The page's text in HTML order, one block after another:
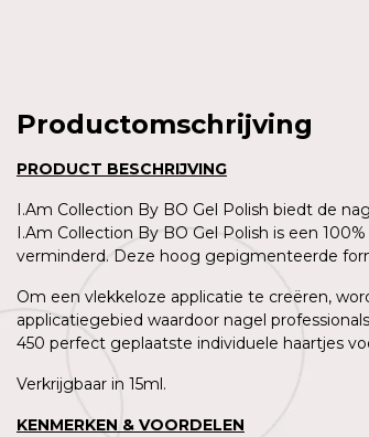
Productomschrijving
PRODUCT BESCHRIJVING
I.Am Collection By BO Gel Polish biedt de
I.Am Collection By BO Gel Polish is een
verminderd. Deze hoog gepigmenteerde
Om een vlekkeloze applicatie te creëren,
applicatiegebied waardoor nagel
450 perfect geplaatste individuele haartjes
Verkrijgbaar in 15ml.
KENMERKEN & VOORDELEN